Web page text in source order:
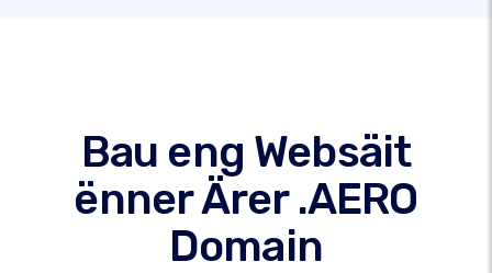
Bau eng Websäit
ënner Ärer .AERO
Domain